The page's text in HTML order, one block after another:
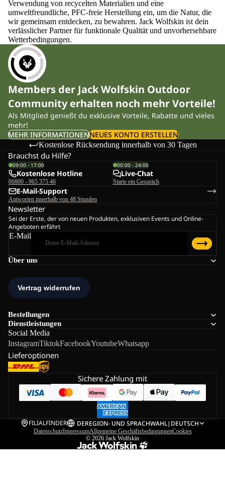
Verwendung von recycelten Materialien und eine
umweltfreundliche, PFC-freie Herstellung ein, um die Natur, die
wir gemeinsam entdecken, zu bewahren. Jack Wolfskin ist dein
verlässlicher Partner für funktionale Qualität und unvorhersehbare
Wetterbedingungen.
Members der Jack Wolfskin Outdoor
Community erhalten noch mehr Vorteile!
Als Mitglied genießt du exklusive Vorteile, Rabatte und vieles
mehr!
MEHR INFORMATIONENNEUES KONTO ERSTELLEN
Kostenlose Rücksendung innerhalb von 30 Tagen
Über uns
Bestellungen
Dienstleistungen
Social Media
InstagramTiktokFacebookYoutubeWhatsapp
Lieferoptionen
Brauchst du Hilfe?
09:00 - 17:00
Kostenlose Hotline
00800 - 965 375 46
00:00 - 24:00
Live-Chat
Starte ein Gespräch
E-Mail-Support
Antworten innerhalb von 48 Stunden
Newsletter
Sei der Erste, der von neuen Produkten, exklusiven Events und Online-
Angeboten erfährt
E-Mail
Sichere Zahlung mit
FILIALFINDER DEREGION- UND SPRACHWAHL| DEUTSCH
DatenschutzImpressumAllgemeine GeschäftsbedingungenCookies
© 2026 Jack Wolfskin